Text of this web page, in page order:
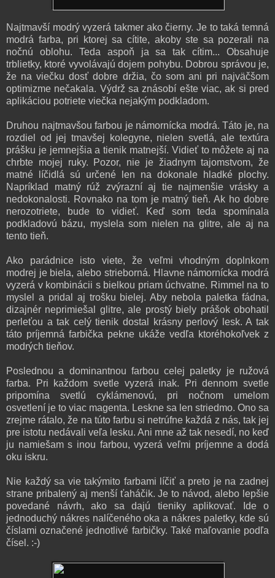
Najtmavší modrý vyzerá takmer ako čierny. Je to taká temná
modrá farba, pri ktorej sa cítite, akoby ste sa pozerali na
nočnú oblohu. Teda aspoň ja sa tak cítim... Obsahuje
trblietky, ktoré vyvolávajú dojem pohybu. Dobrou správou je,
že na viečku dosť dobre držia, čo som ani pri najväčšom
optimizme nečakala. Výdrž sa znásobí ešte viac, ak si pred
aplikáciou potriete viečka nejakým podkladom.
Druhou najtmavšou farbou je námornícka modrá. Táto je, na
rozdiel od jej tmavšej kolegyne, nielen svetlá, ale textúra
prášku je jemnejšia a tienik matnejší. Vidieť to môžete aj na
chrbte mojej ruky. Pozor, nie je žiadnym tajomstvom, že
matné líčidlá sú určené len na dokonale hladké plochy.
Napríklad matný rúž zvýrazní aj tie najmenšie vrásky a
nedokonalosti. Rovnako na tom je matný tieň. Ak ho dobre
nerozotriete, bude to vidieť. Keď som teda spomínala
podkladovú bázu, myslela som nielen na glitre, ale aj na
tento tieň.
Ako parádnice isto viete, že veľmi vhodným doplnkom
modrej je biela, alebo strieborná. Hlavne námornícka modrá
vyzerá v kombinácii s bielkou priam úchvatne. Rimmel na to
myslel a pridal aj trošku bielej. Aby nebola paletka fádna,
dizajnér neprimiešal glitre, ale prostý biely prášok obohatil
perleťou a tak celý tienik dostal krásny perlový lesk. A tak
táto príjemná farbička pekne ukáže vedľa ktoréhokoľvek z
modrých tieňov.
Poslednou a dominantnou farbou celej paletky je ružová
farba. Pri každom svetle vyzerá inak. Pri dennom svetle
pripomína svetlú cyklámenovú, pri nočnom umelom
osvetlení je to viac magenta. Leskne sa len striedmo. Ono sa
zrejme rátalo, že na túto farbu si netrúfne každá z nás, tak jej
pre istotu nedávali veľa lesku. Ani mne až tak nesedí, no keď
ju namiešam s inou farbou, vyzerá veľmi príjemne a dodá
oku iskru.
Nie každý sa vie takýmito farbami líčiť a preto je na zadnej
strane pribalený aj menší ťaháčik. Je to návod, alebo lepšie
povedané návrh, ako sa dajú tieniky aplikovať. Ide o
jednoduchý nákres nalíčeného oka a nákres paletky, kde sú
číslami označené jednotlivé farbičky. Také maľovanie podľa
čísel. :-)